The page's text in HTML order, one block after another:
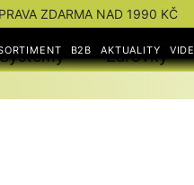
ZDARMA NAD 1990 KČ
B2B AKTUALITY
Systémy Žárovky